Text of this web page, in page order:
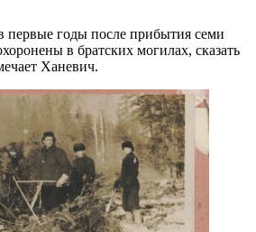
первые годы после прибытия семи
в братских могилах, сказать
Ханевич.